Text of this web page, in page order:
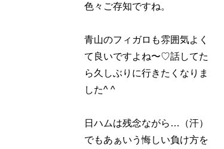
色々ご存知ですね。
青山のフィガロも雰囲気よく
て良いですよね〜♡話してた
ら久しぶりに行きたくなりま
した^ ^
日ハムは残念ながら…（汗）
でもあぁいう悔しい負け方を